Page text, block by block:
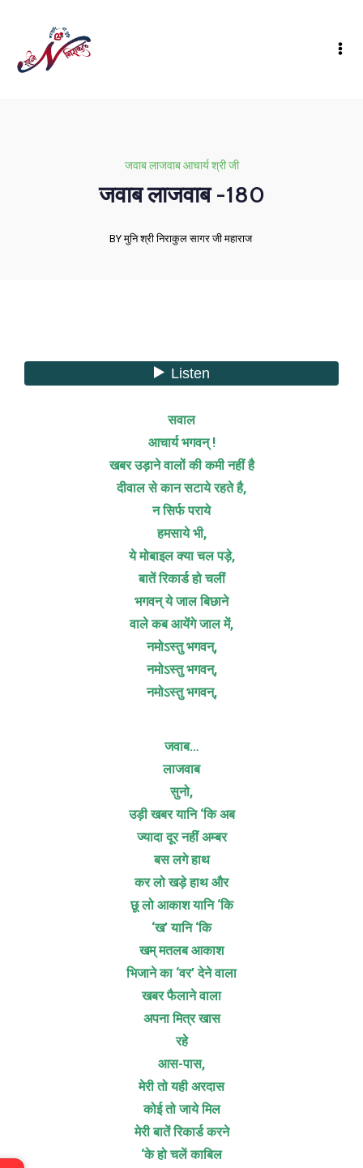
जवाब लाजवाब आचार्य श्री जी
जवाब लाजवाब -180
BY मुनि श्री निराकुल सागर जी महाराज
सवाल
आचार्य भगवन् !
खबर उड़ाने वालों की कमी नहीं है
दीवाल से कान सटाये रहते है,
न सिर्फ पराये
हमसाये भी,
ये मोबाइल क्या चल पड़े,
बातें रिकार्ड हो चलीं
भगवन् ये जाल बिछाने
वाले कब आयेंगे जाल में,
नमोऽस्तु भगवन्,
नमोऽस्तु भगवन्,
नमोऽस्तु भगवन्,
जवाब…
लाजवाब
सुनो,
उड़ी खबर यानि ‘कि अब
ज्यादा दूर नहीं अम्बर
बस लगे हाथ
कर लो खड़े हाथ और
छू लो आकाश यानि ‘कि
‘ख’ यानि ‘कि
खम् मतलब आकाश
भिजाने का ‘वर’ देने वाला
खबर फैलाने वाला
अपना मित्र खास
रहे
आस-पास,
मेरी तो यही अरदास
कोई तो जाये मिल
मेरी बातें रिकार्ड करने
‘के हो चलें काबिल